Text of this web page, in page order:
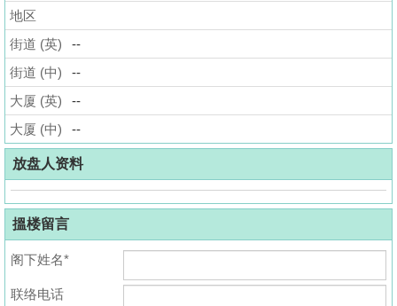
宅
谷
按
揭
地
产
博
客
地
产
闻
地区
街道 (英)
--
街道 (中)
--
大厦 (英)
--
大厦 (中)
--
放盘人资料
搵楼留言
阁下姓名*
联络电话